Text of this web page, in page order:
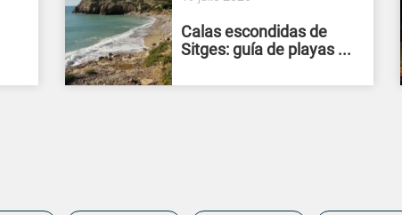
Calas escondidas de
Sitges: guía de playas ...